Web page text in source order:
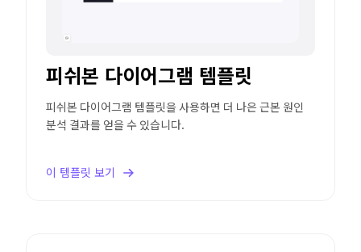
피쉬본 다이어그램 템플릿
피쉬본 다이어그램 템플릿을 사용하면 더 나은 근본 원인
분석 결과를 얻을 수 있습니다.
이 템플릿 보기